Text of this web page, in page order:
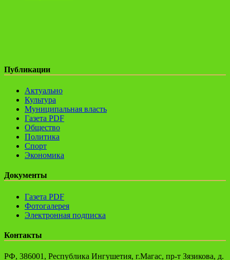
Публикации
Актуально
Культура
Муниципальная власть
Газета PDF
Общество
Политика
Спорт
Экономика
Документы
Газета PDF
Фотогалерея
Электронная подписка
Контакты
РФ, 386001, Республика Ингушетия, г.Магас, пр-т Зязикова, д.